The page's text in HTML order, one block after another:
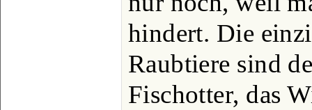
hindert. Die
Raubtiere sind
Fischotter, das